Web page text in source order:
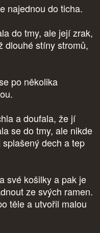
najednou do ticha.
do tmy, ale její zrak,
dlouhé stíny stromů,
po několika
a doufala, že jí
se do tmy, ale nikde
dech a tep
své košilky a pak je
ze svých ramen.
těle a utvořil malou